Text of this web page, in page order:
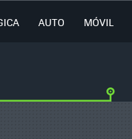
AUTO MÓVIL